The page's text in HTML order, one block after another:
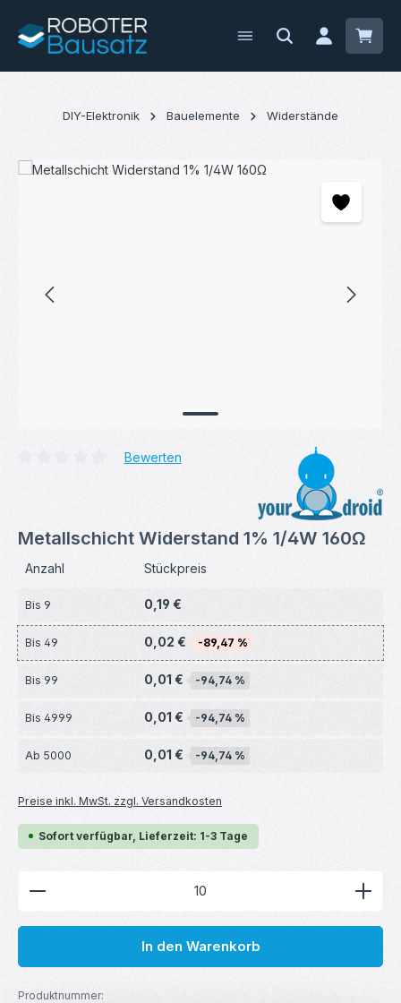
Zum Hauptinhalt springen
DIY-Elektronik Bauelemente Widerstände
Bildergalerie überspringen
Durchschnittliche Bewertung von 0 von 5 Sternen
Bewerten
Metallschicht Widerstand 1% 1/4W 160Ω
Anzahl Stückpreis
Bis 9 0,19 €
Bis 49 0,02 € -89,47 %
Bis 99 0,01 € -94,74 %
Bis 4999 0,01 € -94,74 %
Ab 5000 0,01 € -94,74 %
Preise inkl. MwSt. zzgl. Versandkosten
Sofort verfügbar, Lieferzeit: 1-3 Tage
Produkt Anzahl: Gib den gewünschten Wert ein
In den Warenkorb
Produktnummer: